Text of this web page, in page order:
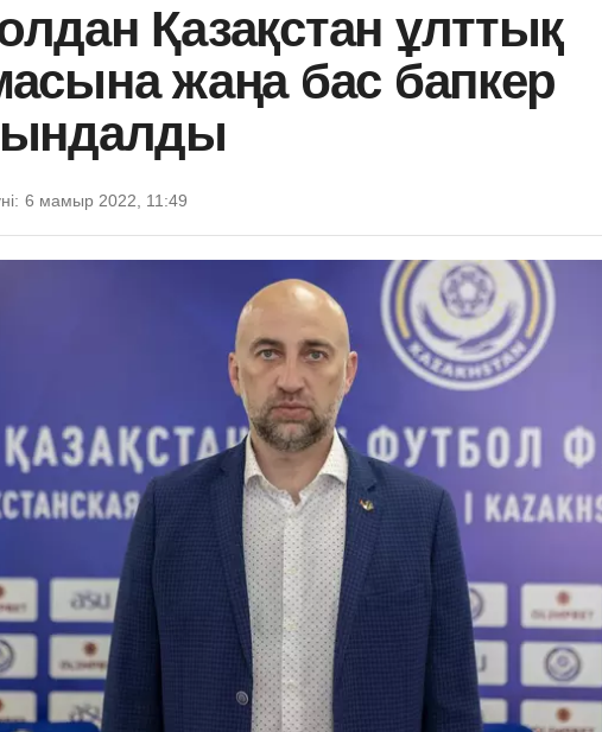
Қазақстан ұлттық
жаңа бас бапкер
6 мамыр 2022, 11:49